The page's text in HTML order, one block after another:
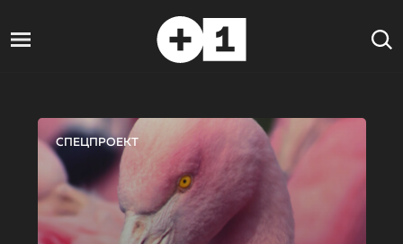
СПЕЦПРОЕКТ